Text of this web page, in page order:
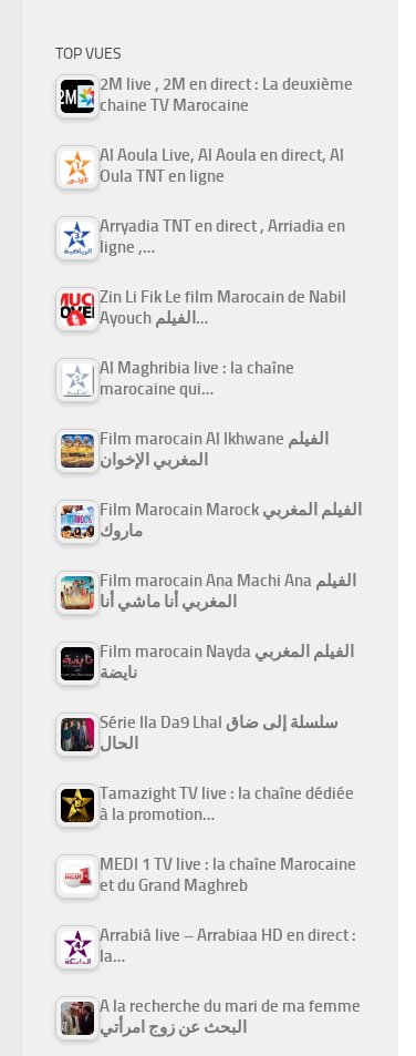
TOP VUES
2M live , 2M en direct : La deuxième
chaine TV Marocaine
Al Aoula Live, Al Aoula en direct, Al
Oula TNT en ligne
Arryadia TNT en direct , Arriadia en
ligne ,…
Zin Li Fik Le film Marocain de Nabil
Ayouch الفيلم…
Al Maghribia live : la chaîne
marocaine qui…
Film marocain Al Ikhwane الفيلم
المغربي الإخوان
Film Marocain Marock الفيلم المغربي
ماروك
Film marocain Ana Machi Ana الفيلم
المغربي أنا ماشي أنا
Film marocain Nayda الفيلم المغربي
نايضة
Série Ila Da9 Lhal سلسلة إلى ضاق
الحال
Tamazight TV live : la chaîne dédiée
à la promotion…
MEDI 1 TV live : la chaîne Marocaine
et du Grand Maghreb
Arrabiâ live – Arrabiaa HD en direct :
la…
A la recherche du mari de ma femme
البحث عن زوج امرأتي